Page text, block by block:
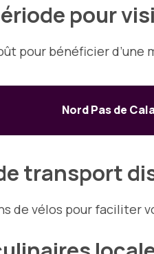
pour
pour bénéficier d’une
Nord Pas de
transport
de vélos pour faciliter